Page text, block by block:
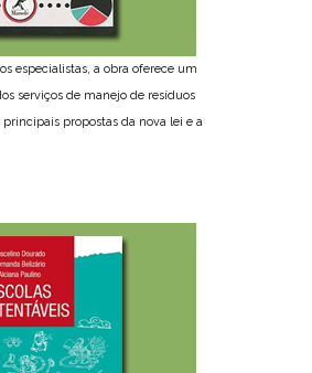
especialistas, a obra oferece um
serviços de manejo de resíduos
propostas da nova lei e a